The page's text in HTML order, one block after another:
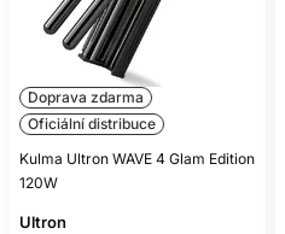
Doprava zdarma
Oficiální distribuce
Kulma Ultron WAVE 4 Glam Edition
120W
Ultron